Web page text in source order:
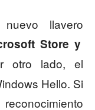
llavero
Store y
otro lado, el
Hello. Si